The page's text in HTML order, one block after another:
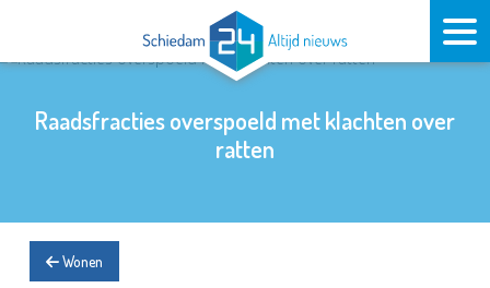
Raadsfracties overspoeld met klachten over
ratten
Wonen